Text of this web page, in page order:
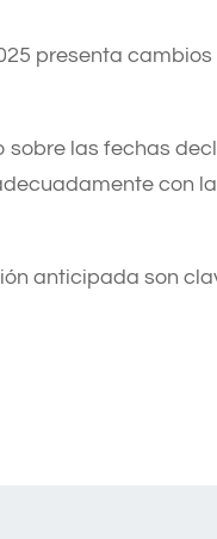
presenta
sobre las fechas
con
anticipada son